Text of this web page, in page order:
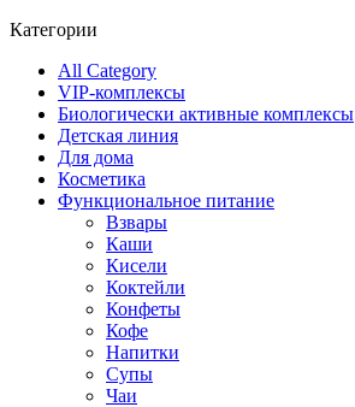
Категории
All Category
VIP-комплексы
Биологически активные комплексы
Детская линия
Для дома
Косметика
Функциональное питание
Взвары
Каши
Кисели
Коктейли
Конфеты
Кофе
Напитки
Супы
Чаи